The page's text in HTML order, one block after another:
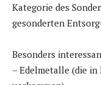
Kategorie des
gesonderten
Besonders
– Edelmetalle (die